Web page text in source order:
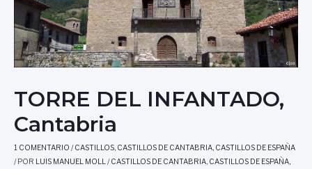
TORRE DEL INFANTADO,
Cantabria
1 COMENTARIO /CASTILLOS, CASTILLOS DE CANTABRIA, CASTILLOS DE ESPAÑA
/ POR LUIS MANUEL MOLL/CASTILLOS DE CANTABRIA, CASTILLOS DE ESPAÑA,